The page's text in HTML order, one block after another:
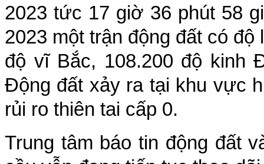
2023 tức 17 giờ 36 phút 58
2023 một trận động đất có
độ vĩ Bắc, 108.200 độ kinh
Động đất xảy ra tại khu vực
rủi ro thiên tai cấp 0.
Trung tâm báo tin động đất